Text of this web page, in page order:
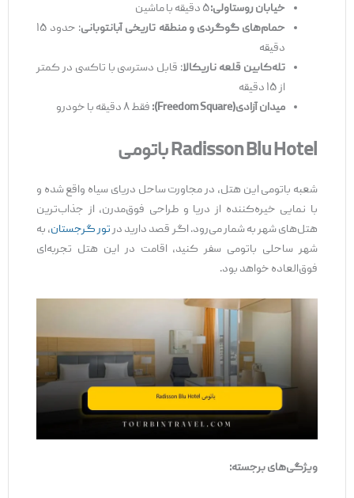
خیابان روستاولی:۵ دقیقه با ماشین
حمام‌های گوگردی و منطقه تاریخی آبانتوبانی
: حدود ۱۵
دقیقه
تله‌کابین قلعه ناریکالا: قابل دسترسی با تاکسی در کمتر
میدان آزادی(Freedom Square)
:فقط ۸ دقیقه با خودرو
Radisson Blu Hotelباتومی
شعبه باتومی این هتل، در مجاورت ساحل دریای سیاه واقع شده و
با نمایی خیره‌کننده از دریا و طراحی فوق‌مدرن، از جذاب‌ترین
هتل‌های شهر به شمار می‌رود. اگر قصد دارید درتور گرجستان، به
شهر ساحلی باتومی سفر کنید، اقامت در این هتل تجربه‌ای
فوق‌العاده خواهد بود.
ویژگی‌های برجسته: